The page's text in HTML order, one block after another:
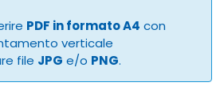
PDF in formato A4 con
verticale
file JPG e/o PNG.